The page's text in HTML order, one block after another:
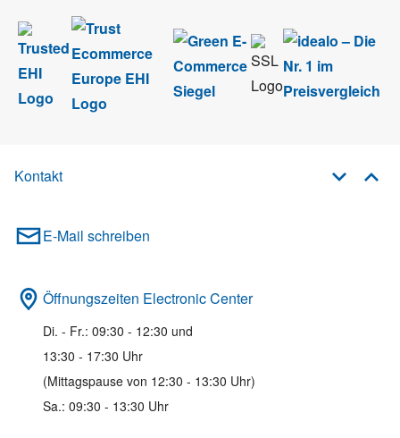
Kontakt
E-Mail schreiben
Öffnungszeiten Electronic Center
Di. - Fr.: 09:30 - 12:30 und
13:30 - 17:30 Uhr
(Mittagspause von 12:30 - 13:30 Uhr)
Sa.: 09:30 - 13:30 Uhr